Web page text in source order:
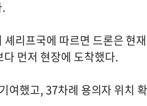
셰리프국에 따르면 드론은 현
먼저 현장에 도착했다.
여했고, 37차례 용의자 위치